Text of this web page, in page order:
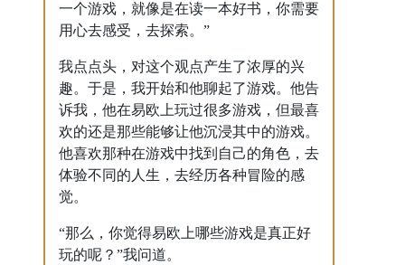
一个游戏，就像是在读一本好书，你需要
用心去感受，去探索。”
我点点头，对这个观点产生了浓厚的兴
趣。于是，我开始和他聊起了游戏。他告
诉我，他在易欧上玩过很多游戏，但最喜
欢的还是那些能够让他沉浸其中的游戏。
他喜欢那种在游戏中找到自己的角色，去
体验不同的人生，去经历各种冒险的感
觉。
“那么，你觉得易欧上哪些游戏是真正好
玩的呢？”我问道。